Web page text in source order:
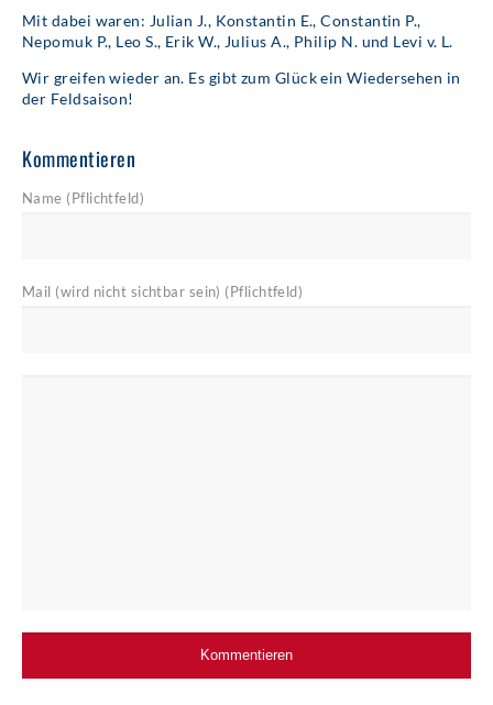
Mit dabei waren: Julian J., Konstantin E., Constantin P.,
Nepomuk P., Leo S., Erik W., Julius A., Philip N. und Levi v. L.
Wir greifen wieder an. Es gibt zum Glück ein Wiedersehen in
der Feldsaison!
Kommentieren
Name (Pflichtfeld)
Mail (wird nicht sichtbar sein) (Pflichtfeld)